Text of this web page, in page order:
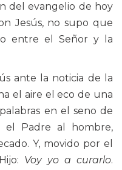
del evangelio de hoy
Jesús, no supo que
entre el Señor y la
ante la noticia de la
el aire el eco de una
en el seno de
el Padre al hombre,
Y, movido por el
Voy yo a curarlo.